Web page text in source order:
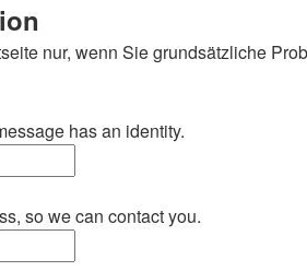
nur, wenn Sie grundsätzliche
has an identity.
so we can contact you.